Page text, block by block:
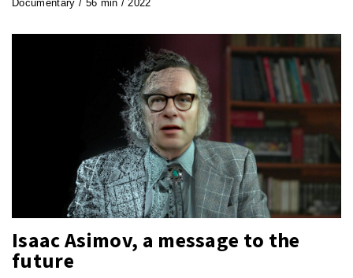
Documentary / 56 min / 2022
Isaac Asimov, a message to the
future